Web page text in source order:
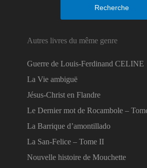
Recherche
Autres livres du même genre
Guerre de Louis-Ferdinand CELINE
La Vie ambiguë
Jésus-Christ en Flandre
Le Dernier mot de Rocambole –
La Barrique d’amontillado
La San-Felice – Tome II
Nouvelle histoire de Mouchette